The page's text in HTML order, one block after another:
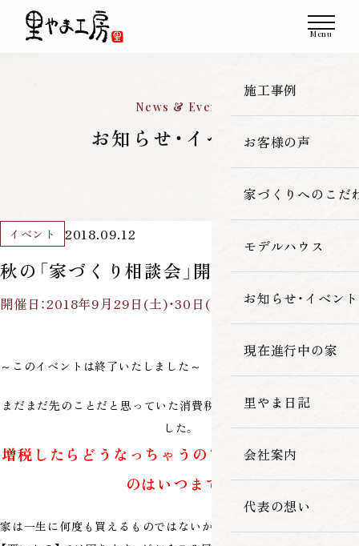
施工事例
一覧
新築
改築・リフォーム
お客様の声
家づくりへのこだ
里やま工房の家
素材へのこだわ
暮らしの性能
モデルハウス
お知らせ・イベント
現在進行中の家
里やま日記
会社案内
代表の想い
News & Event
お知らせ・イベント
イベント 2018.09.12
秋の「家づくり相談会」開催
開催日：2018年9月29日(土)・30日(日)
～このイベントは終了いたしました～
まだまだ先のことだと思っていた消費税の増税が目前となってきま
した。
増税したらどうなっちゃうの？消費税8％で買える
のはいつまで？
家は一生に何度も買えるものではないからこそ、安くても高くても